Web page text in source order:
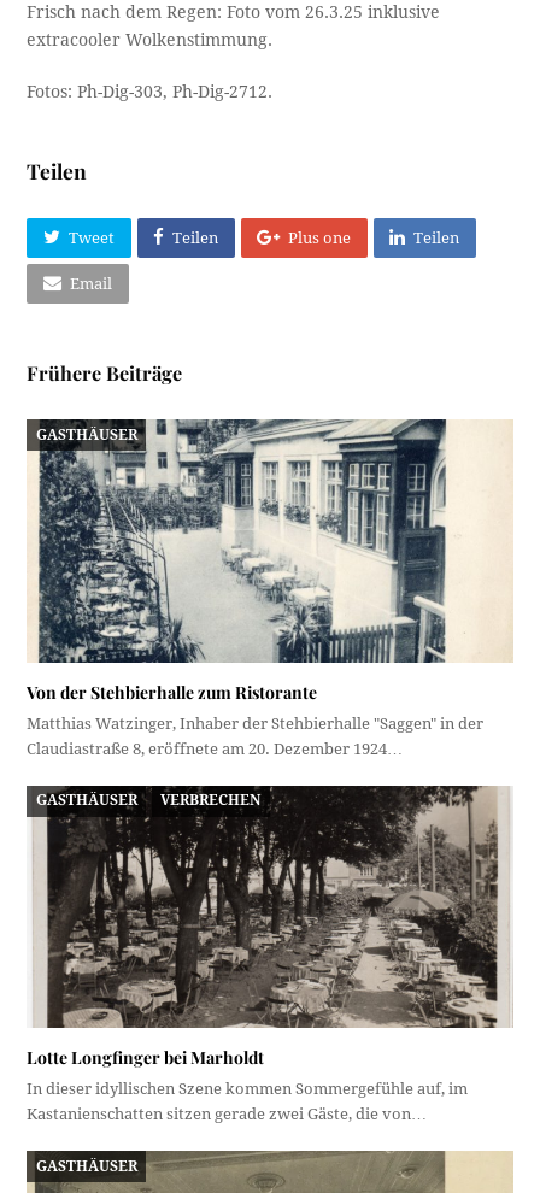
Frisch nach dem Regen: Foto vom 26.3.25 inklusive
extracooler Wolkenstimmung.
Fotos: Ph-Dig-303, Ph-Dig-2712.
Teilen
Tweet Teilen Plus one Teilen
Email
Frühere Beiträge
GASTHÄUSER
Von der Stehbierhalle zum Ristorante
Matthias Watzinger, Inhaber der Stehbierhalle "Saggen" in der
Claudiastraße 8, eröffnete am 20. Dezember 1924…
GASTHÄUSER VERBRECHEN
Lotte Longfinger bei Marholdt
In dieser idyllischen Szene kommen Sommergefühle auf, im
Kastanienschatten sitzen gerade zwei Gäste, die von…
GASTHÄUSER